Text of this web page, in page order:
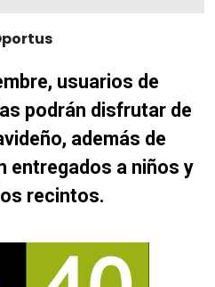
usuarios de
podrán disfrutar de
además de
entregados a niños y
recintos.